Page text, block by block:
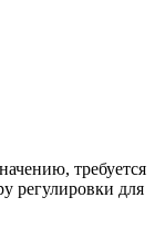
требуется
регулировки для